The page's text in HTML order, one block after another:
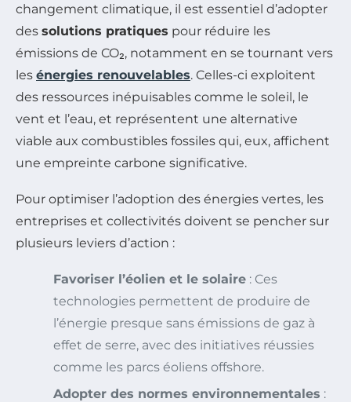
changement climatique, il est essentiel d’adopter
des solutions pratiques pour réduire les
émissions de CO₂, notamment en se tournant vers
les énergies renouvelables. Celles-ci exploitent
des ressources inépuisables comme le soleil, le
vent et l’eau, et représentent une alternative
viable aux combustibles fossiles qui, eux, affichent
une empreinte carbone significative.
Pour optimiser l’adoption des énergies vertes, les
entreprises et collectivités doivent se pencher sur
plusieurs leviers d’action :
Favoriser l’éolien et le solaire : Ces
technologies permettent de produire de
l’énergie presque sans émissions de gaz à
effet de serre, avec des initiatives réussies
comme les parcs éoliens offshore.
Adopter des normes environnementales :